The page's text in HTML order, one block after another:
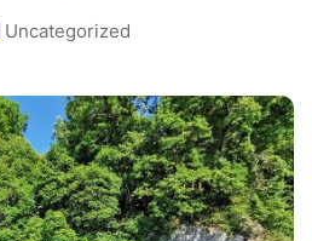
Uncategorized